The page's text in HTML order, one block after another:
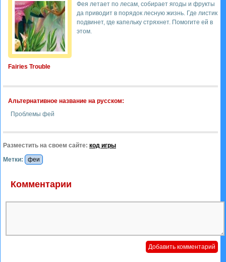
Fairies Trouble
Фея летает по лесам, собирает ягоды и фрукты
да приводит в порядок лесную жизнь. Где листик
подвинет, где капельку стряхнет. Помогите ей в
этом.
Альтернативное название на русском:
Проблемы фей
Разместить на своем сайте: код игры
Метки:
феи
Комментарии